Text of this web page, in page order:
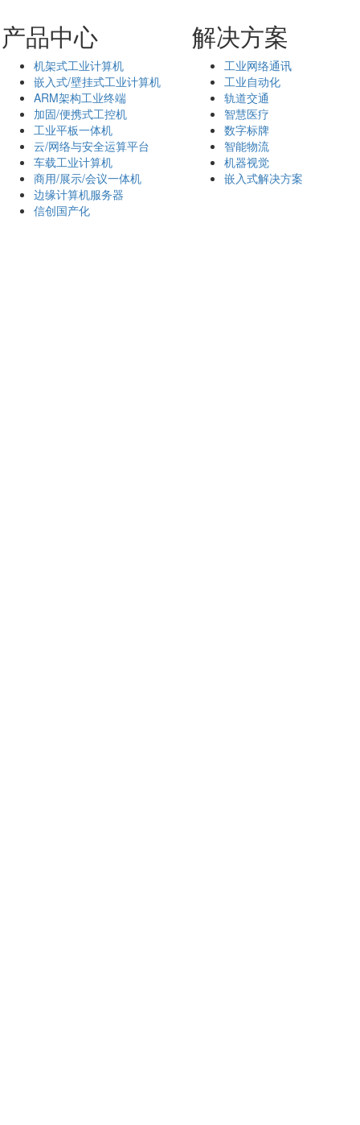
产品中心
机架式工业计算机
嵌入式/壁挂式工业计算机
ARM架构工业终端
加固/便携式工控机
工业平板一体机
云/网络与安全运算平台
车载工业计算机
商用/展示/会议一体机
边缘计算机服务器
信创国产化
解决方案
工业网络通讯
工业自动化
轨道交通
智慧医疗
数字标牌
智能物流
机器视觉
嵌入式解决方案